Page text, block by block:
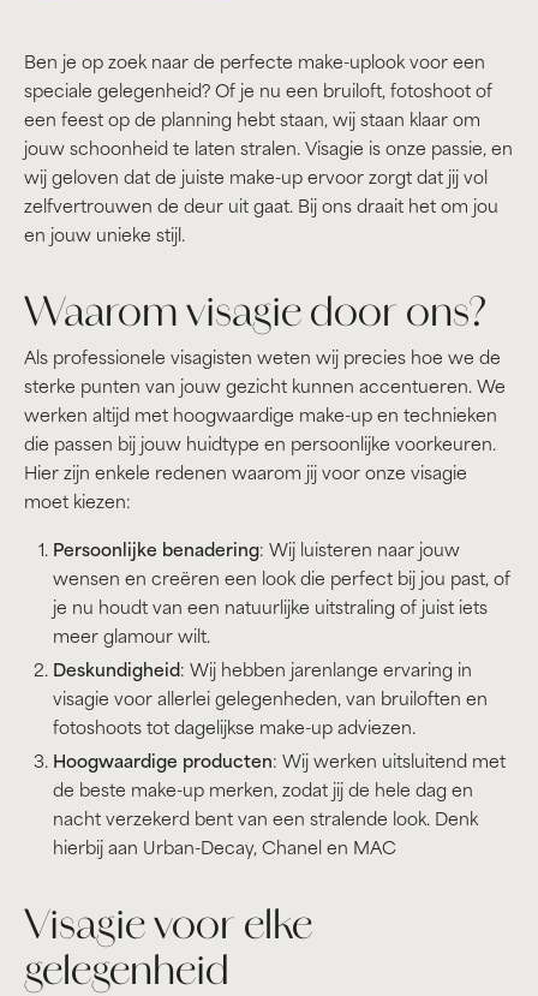
Ben je op zoek naar de perfecte make-uplook voor een
speciale gelegenheid? Of je nu een bruiloft, fotoshoot of
een feest op de planning hebt staan, wij staan klaar om
jouw schoonheid te laten stralen. Visagie is onze passie, en
wij geloven dat de juiste make-up ervoor zorgt dat jij vol
zelfvertrouwen de deur uit gaat. Bij ons draait het om jou
en jouw unieke stijl.
Waarom visagie door ons?
Als professionele visagisten weten wij precies hoe we de
sterke punten van jouw gezicht kunnen accentueren. We
werken altijd met hoogwaardige make-up en technieken
die passen bij jouw huidtype en persoonlijke voorkeuren.
Hier zijn enkele redenen waarom jij voor onze visagie
moet kiezen:
Persoonlijke benadering: Wij luisteren naar jouw
wensen en creëren een look die perfect bij jou past, of
je nu houdt van een natuurlijke uitstraling of juist iets
meer glamour wilt.
Deskundigheid: Wij hebben jarenlange ervaring in
visagie voor allerlei gelegenheden, van bruiloften en
fotoshoots tot dagelijkse make-up adviezen.
Hoogwaardige producten: Wij werken uitsluitend met
de beste make-up merken, zodat jij de hele dag en
nacht verzekerd bent van een stralende look. Denk
hierbij aan Urban-Decay, Chanel en MAC
Visagie voor elke
gelegenheid